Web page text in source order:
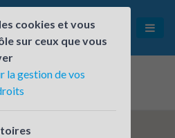
ISSOIRE
cookies et vous
sur ceux que vous
la gestion de vos